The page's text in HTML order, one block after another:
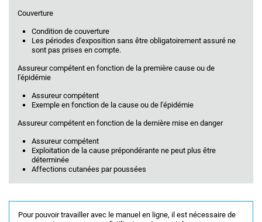
Couverture
Condition de couverture
Les périodes d'exposition sans être obligatoirement assuré ne
sont pas prises en compte.
Assureur compétent en fonction de la première cause ou de
l'épidémie
Assureur compétent
Exemple en fonction de la cause ou de l'épidémie
Assureur compétent en fonction de la dernière mise en danger
Assureur compétent
Exploitation de la cause prépondérante ne peut plus être
déterminée
Affections cutanées par poussées
Pour pouvoir travailler avec le manuel en ligne, il est nécessaire de